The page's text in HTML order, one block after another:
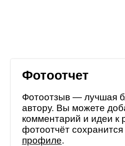
Фотоотчет
Фотоотзыв — лучшая
автору. Вы можете
комментарий и идеи к
фотоотчёт сохранится
профиле.